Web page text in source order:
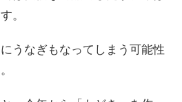
。
うなぎもなってしまう可能性